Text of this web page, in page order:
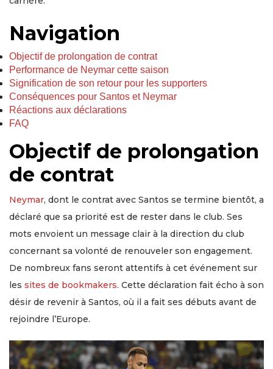
Navigation
Objectif de prolongation de contrat
Performance de Neymar cette saison
Signification de son retour pour les supporters
Conséquences pour Santos et Neymar
Réactions aux déclarations
FAQ
Objectif de prolongation
de contrat
Neymar, dont le contrat avec Santos se termine bientôt, a
déclaré que sa priorité est de rester dans le club. Ses
mots envoient un message clair à la direction du club
concernant sa volonté de renouveler son engagement.
De nombreux fans seront attentifs à cet événement sur
les sites de bookmakers. Cette déclaration fait écho à son
désir de revenir à Santos, où il a fait ses débuts avant de
rejoindre l’Europe.